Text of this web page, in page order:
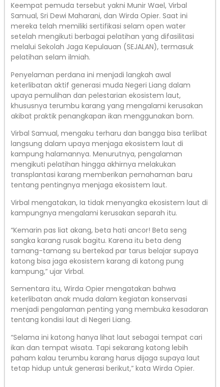
Keempat pemuda tersebut yakni Munir Wael, Virbal
Samual, Sri Dewi Maharani, dan Wirda Opier. Saat ini
mereka telah memiliki sertifikasi selam open water
setelah mengikuti berbagai pelatihan yang difasilitasi
melalui Sekolah Jaga Kepulauan (SEJALAN), termasuk
pelatihan selam ilmiah.
Penyelaman perdana ini menjadi langkah awal
keterlibatan aktif generasi muda Negeri Liang dalam
upaya pemulihan dan pelestarian ekosistem laut,
khususnya terumbu karang yang mengalami kerusakan
akibat praktik penangkapan ikan menggunakan bom.
Virbal Samual, mengaku terharu dan bangga bisa terlibat
langsung dalam upaya menjaga ekosistem laut di
kampung halamannya. Menurutnya, pengalaman
mengikuti pelatihan hingga akhirnya melakukan
transplantasi karang memberikan pemahaman baru
tentang pentingnya menjaga ekosistem laut.
Virbal mengatakan, Ia tidak menyangka ekosistem laut di
kampungnya mengalami kerusakan separah itu.
“Kemarin pas liat akang, beta hati ancor! Beta seng
sangka karang rusak bagitu. Karena itu beta deng
tamang-tamang su bertekad par tarus belajar supaya
katong bisa jaga ekosistem karang di katong pung
kampung,” ujar Virbal.
Sementara itu, Wirda Opier mengatakan bahwa
keterlibatan anak muda dalam kegiatan konservasi
menjadi pengalaman penting yang membuka kesadaran
tentang kondisi laut di Negeri Liang.
“Selama ini katong hanya lihat laut sebagai tempat cari
ikan dan tempat wisata. Tapi sekarang katong lebih
paham kalau terumbu karang harus dijaga supaya laut
tetap hidup untuk generasi berikut,” kata Wirda Opier.